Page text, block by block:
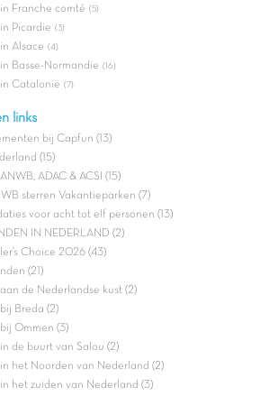
Franche comté (5)
Picardie (3)
Alsace (4)
Basse-Normandie (16)
Catalonië (7)
links
bij Capfun (13)
(15)
ADAC & ACSI (15)
sterren Vakantieparken (7)
voor acht tot elf personen (13)
IN NEDERLAND (2)
Choice 2026 (43)
(21)
de Nederlandse kust (2)
Breda (2)
Ommen (3)
de buurt van Salou (2)
het Noorden van Nederland (2)
het zuiden van Nederland (3)